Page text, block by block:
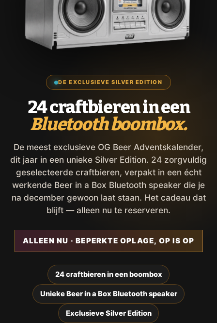
DE EXCLUSIEVE SILVER EDITION
24 craftbieren in een
Bluetooth boombox.
De meest exclusieve OG Beer Adventskalender,
dit jaar in een unieke Silver Edition. 24 zorgvuldig
geselecteerde craftbieren, verpakt in een écht
werkende Beer in a Box Bluetooth speaker die je
na december gewoon laat staan. Het cadeau dat
blijft — alleen nu te reserveren.
ALLEEN NU · BEPERKTE OPLAGE, OP IS OP
24 craftbieren in een boombox
Unieke Beer in a Box Bluetooth speaker
Exclusieve Silver Edition